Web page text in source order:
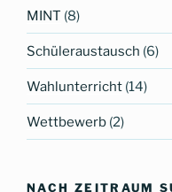
MINT (8)
Schüleraustausch (6)
Wahlunterricht (14)
Wettbewerb (2)
NACH ZEITRAUM